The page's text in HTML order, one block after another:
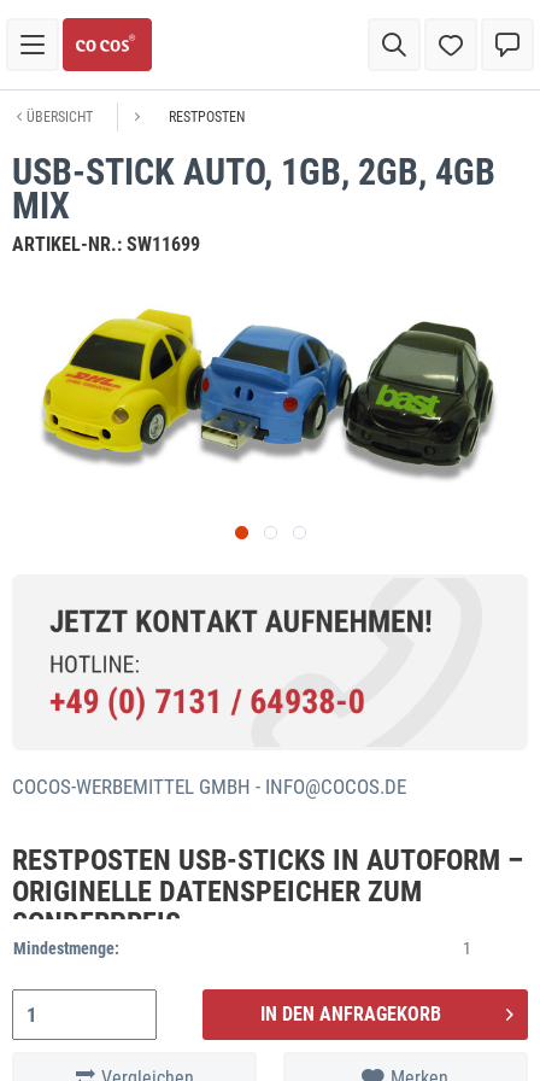
ÜBERSICHT RESTPOSTEN
USB-STICK AUTO, 1GB, 2GB, 4GB
MIX
ARTIKEL-NR.: SW11699
COCOS-WERBEMITTEL GMBH - INFO@COCOS.DE
RESTPOSTEN USB-STICKS IN AUTOFORM –
ORIGINELLE DATENSPEICHER ZUM
SONDERPREIS
Sticks in Autoform. Die auffälligen USB-Sticks sind ein echter
Hingucker und eignen sich hervorragend als kleines Geschenk an
Mindestmenge: 1
IN DEN ANFRAGEKORB